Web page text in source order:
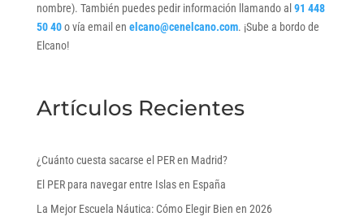
nombre). También puedes pedir información llamando al 91 448
50 40o vía email en elcano@cenelcano.com. ¡Sube a bordo de
Elcano!
Artículos Recientes
¿Cuánto cuesta sacarse el PER en Madrid?
El PER para navegar entre Islas en España
La Mejor Escuela Náutica: Cómo Elegir Bien en 2026